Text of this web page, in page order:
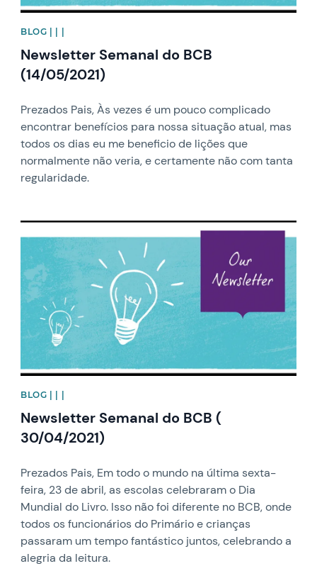
BLOG | | |
Newsletter Semanal do BCB
(14/05/2021)
Prezados Pais, Às vezes é um pouco complicado
encontrar benefícios para nossa situação atual, mas
todos os dias eu me beneficio de lições que
normalmente não veria, e certamente não com tanta
regularidade.
News image
BLOG | | |
Newsletter Semanal do BCB (
30/04/2021)
Prezados Pais, Em todo o mundo na última sexta-
feira, 23 de abril, as escolas celebraram o Dia
Mundial do Livro. Isso não foi diferente no BCB, onde
todos os funcionários do Primário e crianças
passaram um tempo fantástico juntos, celebrando a
alegria da leitura.